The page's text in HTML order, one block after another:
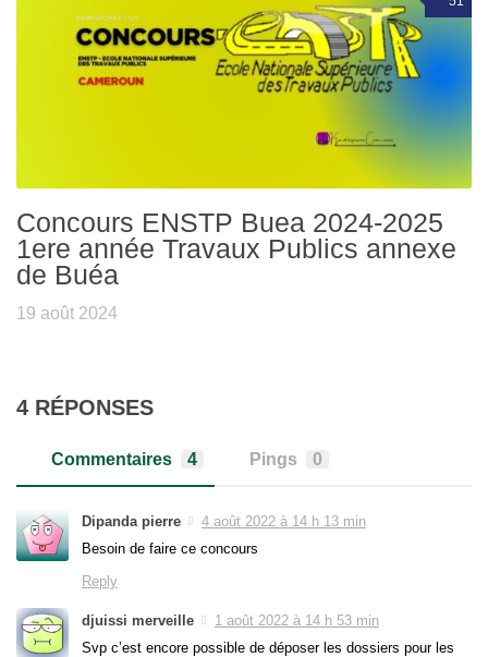
Concours ENSTP Buea 2024-2025
1ere année Travaux Publics annexe
de Buéa
19 août 2024
4 RÉPONSES
Commentaires 4 Pings 0
Dipanda pierre
4 août 2022 à 14 h 13 min
Besoin de faire ce concours
Reply
djuissi merveille
1 août 2022 à 14 h 53 min
Svp c’est encore possible de déposer les dossiers pour les